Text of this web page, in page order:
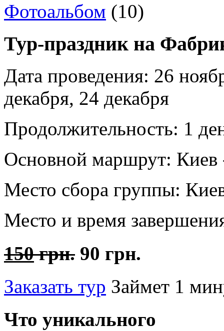
Фотоальбом (10)
Тур-праздник на
Дата проведения: 26
декабря, 24 декабря
Продолжительность: 1
Основной маршрут: Киев
Место сбора группы:
Место и время
150грн. 90 грн.
Заказать тур Займет 1
Что уникального